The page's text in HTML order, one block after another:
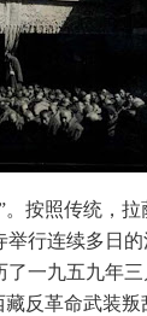
按照传统，
行连续多日
一九五九年
反革命武装